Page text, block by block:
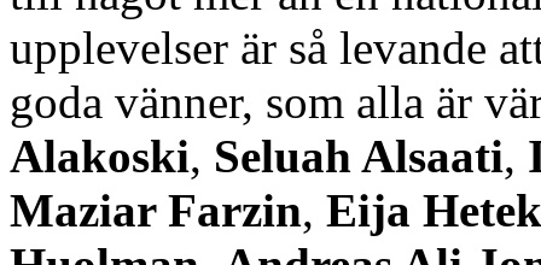
upplevelser är så levande
goda vänner, som alla är
Alakoski, Seluah Alsaati,
Maziar Farzin, Eija